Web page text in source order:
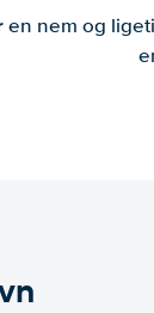
en nem og